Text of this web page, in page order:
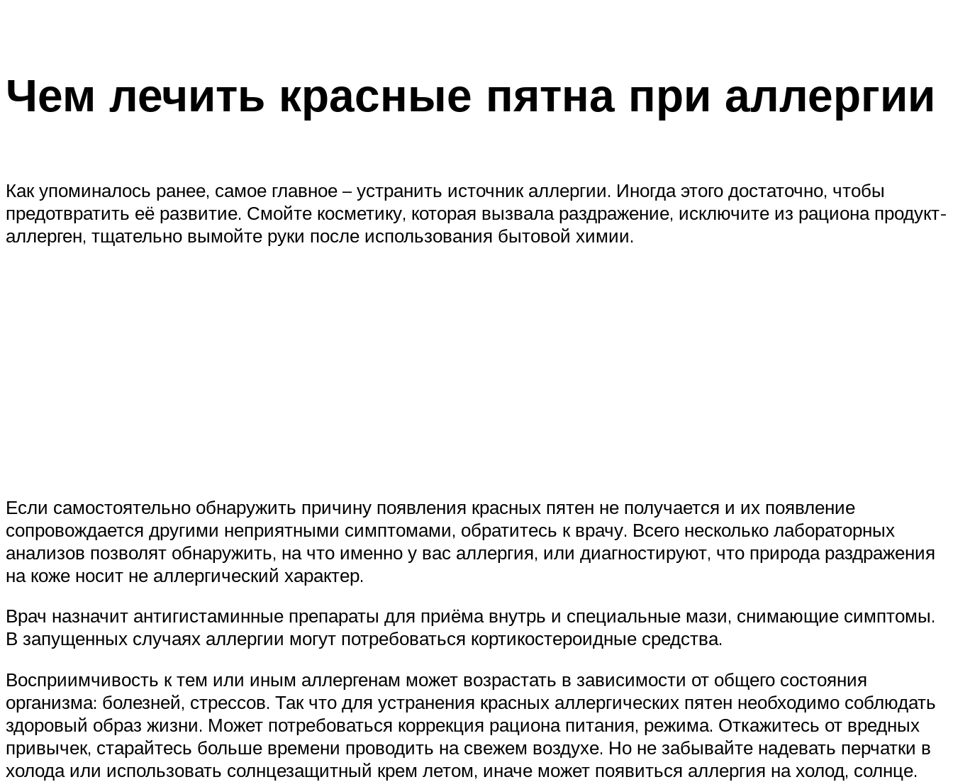
Чем лечить красные пятна при аллергии
Как упоминалось ранее, самое главное – устранить источник аллергии. Иногда этого достаточно, чтобы
предотвратить её развитие. Смойте косметику, которая вызвала раздражение, исключите из рациона продукт-
аллерген, тщательно вымойте руки после использования бытовой химии.
Если самостоятельно обнаружить причину появления красных пятен не получается и их появление
сопровождается другими неприятными симптомами, обратитесь к врачу. Всего несколько лабораторных
анализов позволят обнаружить, на что именно у вас аллергия, или диагностируют, что природа раздражения
на коже носит не аллергический характер.
Врач назначит антигистаминные препараты для приёма внутрь и специальные мази, снимающие симптомы.
В запущенных случаях аллергии могут потребоваться кортикостероидные средства.
Восприимчивость к тем или иным аллергенам может возрастать в зависимости от общего состояния
организма: болезней, стрессов. Так что для устранения красных аллергических пятен необходимо соблюдать
здоровый образ жизни. Может потребоваться коррекция рациона питания, режима. Откажитесь от вредных
привычек, старайтесь больше времени проводить на свежем воздухе. Но не забывайте надевать перчатки в
холода или использовать солнцезащитный крем летом, иначе может появиться аллергия на холод, солнце.